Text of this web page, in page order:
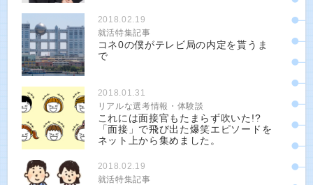
2018.02.19
就活特集記事
コネ0の僕がテレビ局の内定を貰うま
で
2018.01.31
リアルな選考情報・体験談
これには面接官もたまらず吹いた!?
「面接」で飛び出た爆笑エピソードを
ネット上から集めました。
2018.02.19
就活特集記事